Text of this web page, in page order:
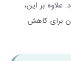
بر این،
برای کاهش